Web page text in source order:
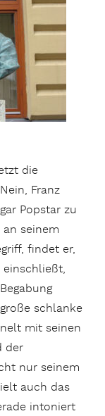
die
Franz
Popstar zu
an seinem
findet er,
einschließt,
schlanke
mit seinen
der
nur seinem
auch das
intoniert